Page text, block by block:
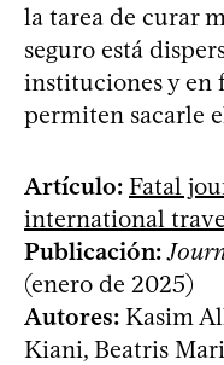
la tarea de curar
seguro está
instituciones y en
permiten sacarle
Artículo: Fatal
international
Publicación:
(enero de 2025)
Autores: Kasim
Kiani, Beatris